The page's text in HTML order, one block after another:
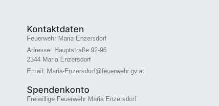
Kontaktdaten
Feuerwehr Maria Enzersdorf
Adresse: Hauptstraße 92-96
2344 Maria Enzersdorf
Email: Maria-Enzersdorf@feuerwehr.gv.at
Spendenkonto
Freiwillige Feuerwehr Maria Enzersdorf